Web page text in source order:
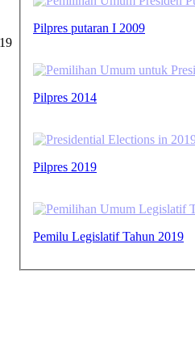
Pilpres putaran I 2009
Pilpres 2014
Pilpres 2019
Pemilu Legislatif Tahun 2019